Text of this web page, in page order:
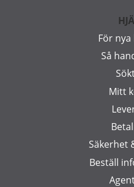
För
Så
Mitt
Säkerhet
Beställ